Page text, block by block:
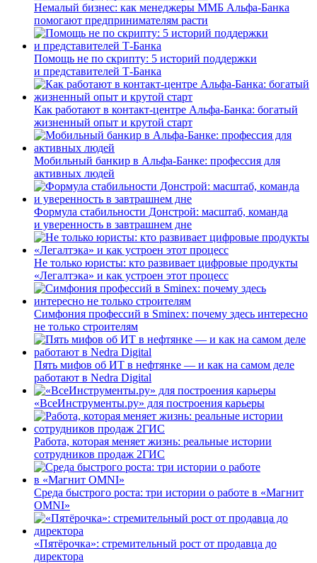
Немалый бизнес: как менеджеры ММБ Альфа-Банка
помогают предпринимателям расти
Помощь не по скрипту: 5 историй поддержки
и представителей Т-Банка
Как работают в контакт-центре Альфа-Банка: богатый
жизненный опыт и крутой старт
Мобильный банкир в Альфа-Банке: профессия для
активных людей
Формула стабильности Донстрой: масштаб, команда
и уверенность в завтрашнем дне
Не только юристы: кто развивает цифровые продукты
«Легалтэка» и как устроен этот процесс
Симфония профессий в Sminex: почему здесь интересно
не только строителям
Пять мифов об ИТ в нефтянке — и как на самом деле
работают в Nedra Digital
«ВсеИнструменты.ру» для построения карьеры
Работа, которая меняет жизнь: реальные истории
сотрудников продаж 2ГИС
Среда быстрого роста: три истории о работе в «Магнит
OMNI»
«Пятёрочка»: стремительный рост от продавца до
директора